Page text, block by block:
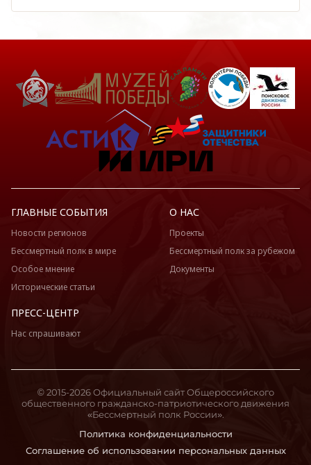
ГЛАВНЫЕ СОБЫТИЯ
Новости регионов
Бессмертный полк в мире
Особое мнение
Исторические статьи
О НАС
Проекты
Бессмертный полк за рубежом
Документы
ПРЕСС-ЦЕНТР
Нас спрашивают
Политика конфиденциальности
Соглашение об использовании персональных данных
© 2015-2026 Официальный сайт Общероссийского
общественного гражданско-патриотического движения
«Бессмертный полк России».